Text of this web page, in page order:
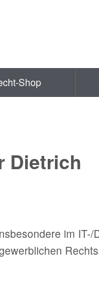
Shop
Dietrich
im